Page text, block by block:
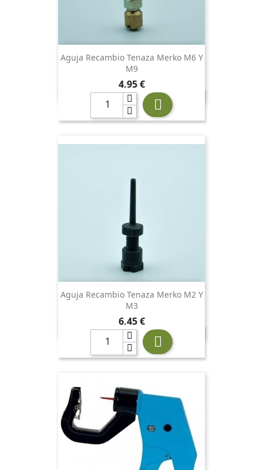
Aguja Recambio Tenaza Merko M6 Y
M9
Precio
4,95 €

Aguja Recambio Tenaza Merko M2 Y
M3
Precio
6,45 €
